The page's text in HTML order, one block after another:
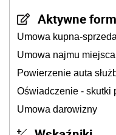
Aktywne
Umowa kupna-
Umowa najmu
Powierzenie auta
Oświadczenie - skutki
Umowa darowizny